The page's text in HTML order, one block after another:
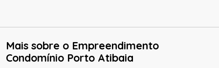
Mais sobre o Empreendimento
Condomínio Porto Atibaia